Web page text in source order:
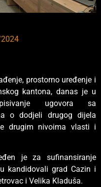
prostorno uređenje i
kantona, danas je u
ugovora sa
o dodjeli drugog dijela
drugim nivoima vlasti i
je za sufinansiranje
kandidovali grad Cazin i
i Velika Kladuša.